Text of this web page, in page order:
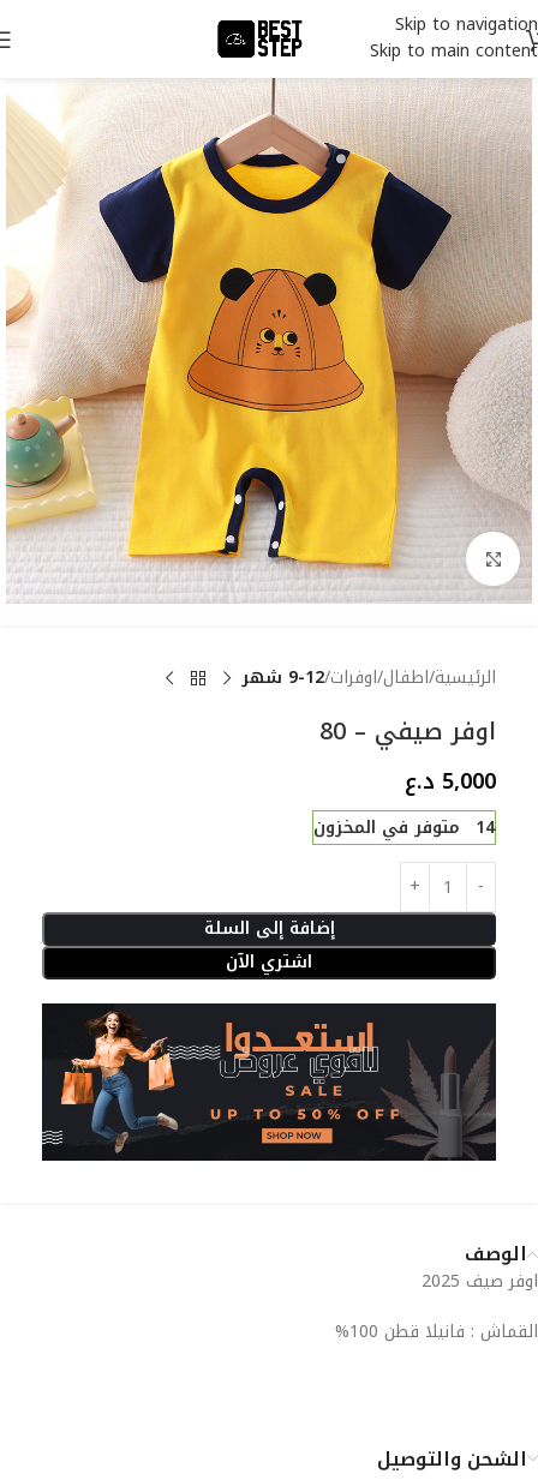
Skip to navigation
Skip to main content
Click to enlarge
الرئيسية اطفال اوفرات 9-12 شهر
اوفر صيفي – 80
5,000 د.ع
14 متوفر في المخزون
إضافة إلى السلة
اشتري الآن
الوصف
اوفر صيف 2025
القماش : فانيلا قطن 100%
الشحن والتوصيل